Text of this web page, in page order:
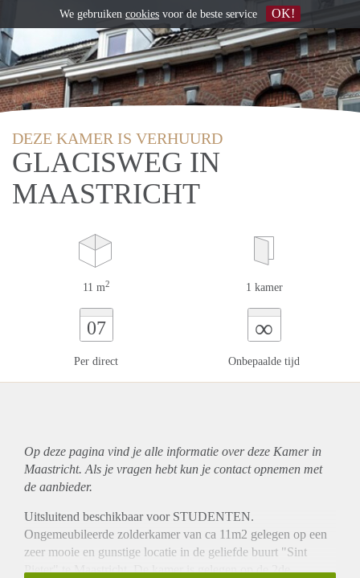
DEZE KAMER IS VERHUURD
GLACISWEG IN
MAASTRICHT
11 m2 1 kamer
07
Per direct
∞
Onbepaalde tijd
Op deze pagina vind je alle informatie over deze Kamer in
Maastricht. Als je vragen hebt kun je contact opnemen met
de aanbieder.
Uitsluitend beschikbaar voor STUDENTEN.
Ongemeubileerde zolderkamer van ca 11m2 gelegen op een
zeer mooie en gunstige locatie in de geliefde buurt "Sint
Pieter" te Maastricht. De kamer is gelegen op de 2de
We gebruiken cookies voor de beste service OK!